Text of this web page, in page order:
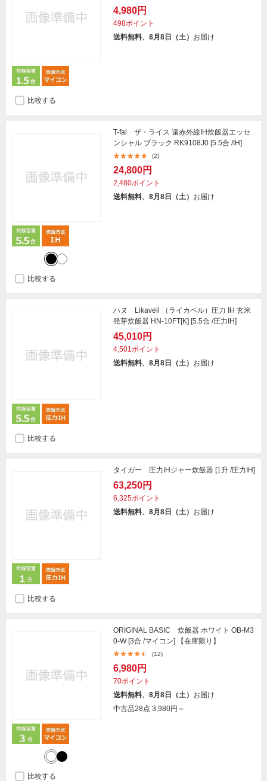
4,980円
498ポイント
送料無料、8月8日（土） お届け
比較する
T-fal ザ・ライス 遠赤外線IH炊飯器エッセ
ンシャル ブラック RK9108J0 [5.5合 /IH]
(2)
24,800円
2,480ポイント
送料無料、8月8日（土） お届け
比較する
ハヌ Likaveil （ライカベル）圧力 IH 玄米
発芽炊飯器 HN-10FT[K] [5.5合 /圧力IH]
45,010円
4,501ポイント
送料無料、8月8日（土） お届け
比較する
タイガー 圧力IHジャー炊飯器 [1升 /圧力IH]
63,250円
6,325ポイント
送料無料、8月8日（土） お届け
比較する
ORIGINAL BASIC 炊飯器 ホワイト OB-M3
0-W [3合 /マイコン] 【在庫限り】
(12)
6,980円
70ポイント
送料無料、8月8日（土） お届け
中古品28点 3,980円～
比較する